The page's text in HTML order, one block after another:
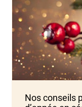
Nos conseils